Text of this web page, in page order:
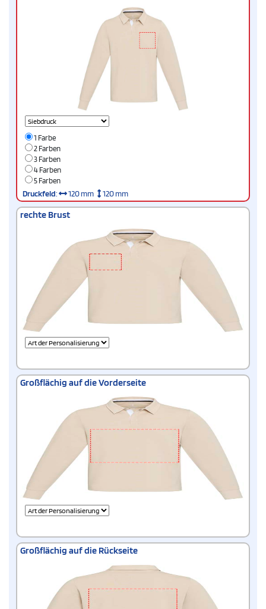
1 Farbe
2 Farben
3 Farben
4 Farben
5 Farben
Druckfeld: 120 mm 120 mm
rechte Brust
Großflächig auf die Vorderseite
Großflächig auf die Rückseite